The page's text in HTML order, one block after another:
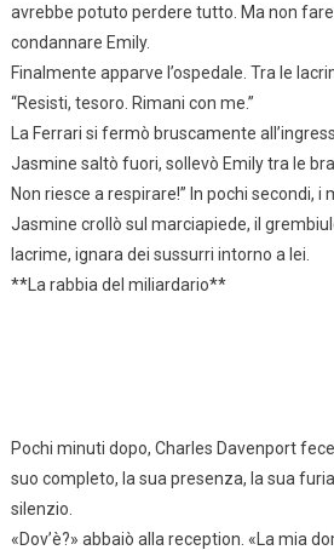
avrebbe potuto perdere tutto. Ma non
condannare Emily.
Finalmente apparve l’ospedale. Tra le
“Resisti, tesoro. Rimani con me.”
La Ferrari si fermò bruscamente
Jasmine saltò fuori, sollevò Emily tra le
Non riesce a respirare!” In pochi secondi, i
Jasmine crollò sul marciapiede, il
lacrime, ignara dei sussurri intorno a lei.
**La rabbia del miliardario**
Pochi minuti dopo, Charles Davenport
suo completo, la sua presenza, la sua
silenzio.
«Dov’è?» abbaiò alla reception. «La mia